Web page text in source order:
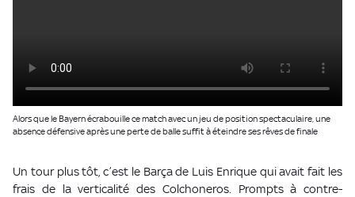
Alors que le Bayern écrabouille ce match avec un jeu de position spectaculaire, une
absence défensive après une perte de balle suffit à éteindre ses rêves de finale
Un tour plus tôt, c’est le Barça de Luis Enrique qui avait fait les
frais de la verticalité des Colchoneros. Prompts à contre-